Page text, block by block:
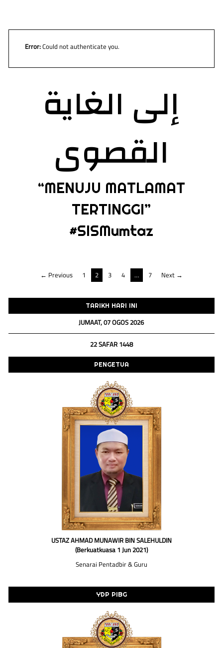
Error:Could not authenticate you.
إلى الغاية
القصوى
“MENUJU MATLAMAT
TERTINGGI”
#SISMumtaz
Navigasi
kiriman
← Previous 1 2 3 4 … 7 Next →
TARIKH HARI INI
JUMAAT, 07 OGOS 2026
22 SAFAR 1448
PENGETUA
USTAZ AHMAD MUNAWIR BIN SALEHULDIN
(Berkuatkuasa 1 Jun 2021)
Senarai Pentadbir & Guru
YDP PIBG